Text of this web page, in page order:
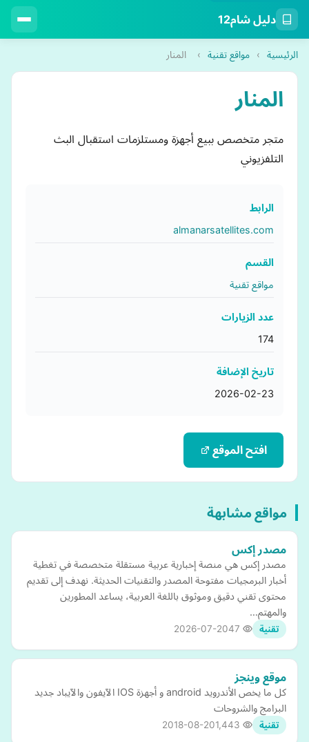
دليل شام12
الرئيسية › مواقع تقنية › المنار
المنار
متجر متخصص ببيع أجهزة ومستلزمات استقبال البث
التلفزيوني
الرابط
almanarsatellites.com
القسم
مواقع تقنية
عدد الزيارات
174
تاريخ الإضافة
2026-02-23
افتح الموقع
مواقع مشابهة
مصدر إكس
مصدر إكس هي منصة إخبارية عربية مستقلة متخصصة في تغطية
أخبار البرمجيات مفتوحة المصدر والتقنيات الحديثة. نهدف إلى تقديم
محتوى تقني دقيق وموثوق باللغة العربية، يساعد المطورين
والمهتم…
تقنية 2026-07-20
موقع وينجز
كل ما يخص الأندرويد android و أجهزة IOS الآيفون والآيباد جديد
البرامج والشروحات
تقنية 2018-08-20